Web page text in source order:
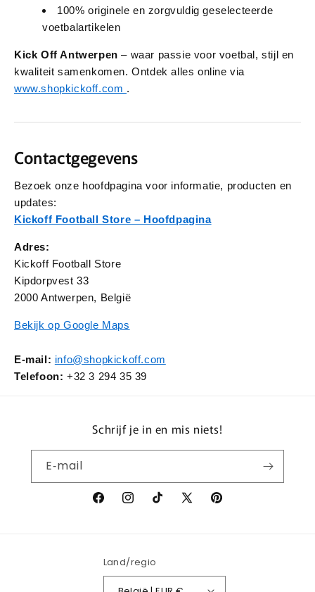
100% originele en zorgvuldig geselecteerde
voetbalartikelen
Kick Off Antwerpen – waar passie voor voetbal, stijl en
kwaliteit samenkomen. Ontdek alles online via
www.shopkickoff.com .
Contactgegevens
Bezoek onze hoofdpagina voor informatie, producten en
updates:
Kickoff Football Store – Hoofdpagina
Adres:
Kickoff Football Store
Kipdorpvest 33
2000 Antwerpen, België
Bekijk op Google Maps
E-mail: info@shopkickoff.com
Telefoon: +32 3 294 35 39
Schrijf je in en mis niets!
E‑mail
FacebookInstagramTikTokX
Pinterest
Land/regio